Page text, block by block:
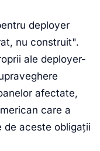
deployer
nu construit".
ale deployer-
afectate,
care a
de aceste obligații